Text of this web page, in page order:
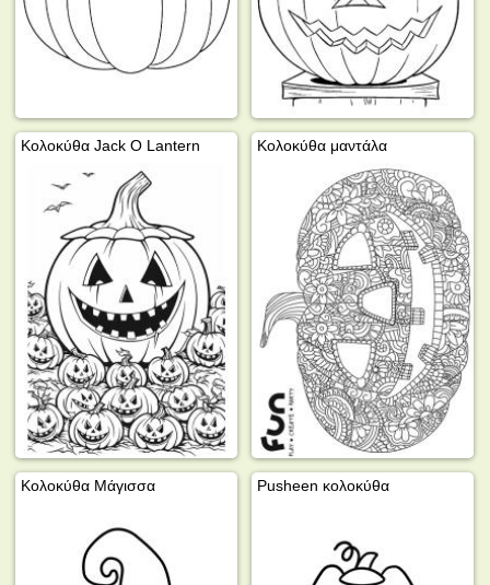
Κολοκύθα Jack O Lantern Κολοκύθα μαντάλα
Κολοκύθα Μάγισσα Pusheen κολοκύθα